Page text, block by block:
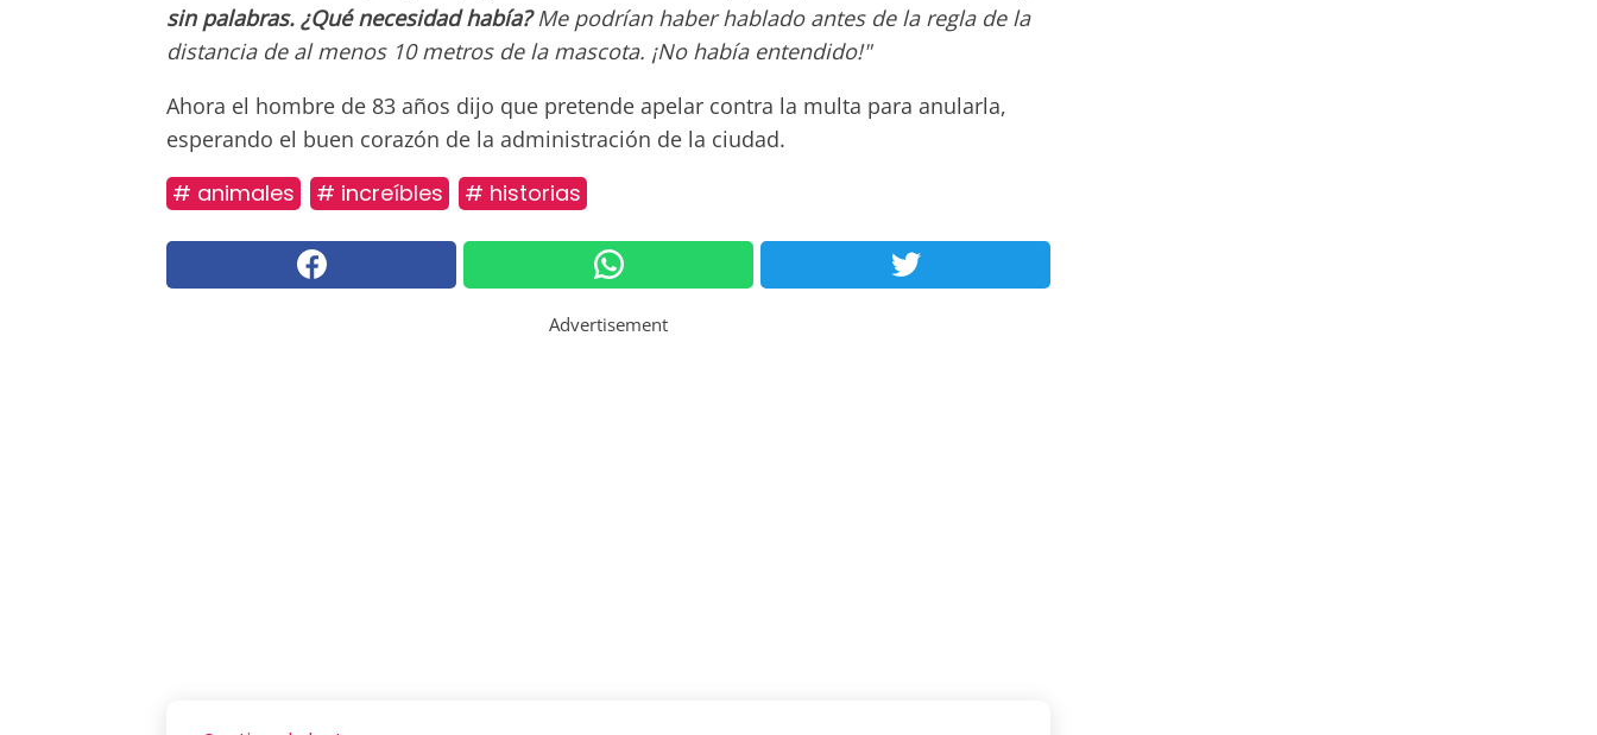
sin palabras. ¿Qué necesidad había?Me podrían haber hablado antes de la regla de la
distancia de al menos 10 metros de la mascota. ¡No había entendido!"
Ahora el hombre de 83 años dijo que pretende apelar contra la multa para anularla,
esperando el buen corazón de la administración de la ciudad.
# animales # increíbles # historias
Advertisement